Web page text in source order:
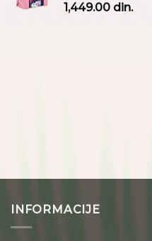
1,449.00 din.
INFORMACIJE